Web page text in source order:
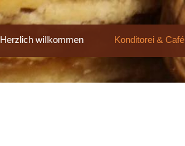
Herzlich willkommen Konditorei & Café